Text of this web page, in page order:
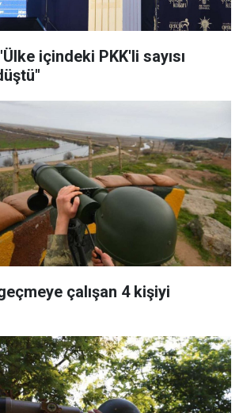
içindeki PKK'li sayısı
çalışan 4 kişiyi